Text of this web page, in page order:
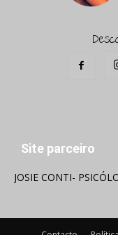
Site parceiro
JOSIE CONTI-